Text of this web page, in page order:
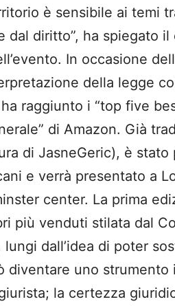
è sensibile ai temi
dal diritto”, ha spiegato
In occasione
della legge
raggiunto i “top five
di Amazon. Già
di JasneGeric), è
e verrà presentato a
center. La prima
più venduti stilata dal
lungi dall’idea di poter
diventare uno
la certezza